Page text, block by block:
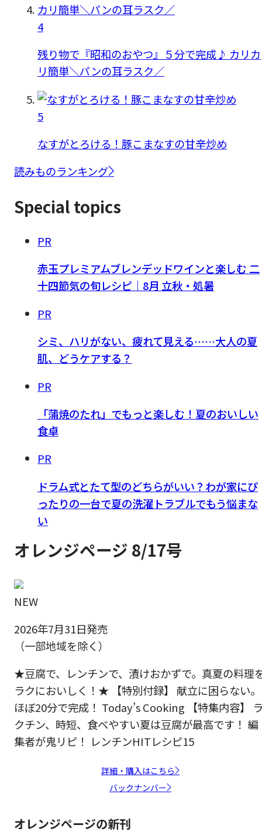
4
残り物で『昭和のおやつ』５分で完成♪ カリカ
リ簡単＼パンの耳ラスク／
5
なすがとろける！豚こまなすの甘辛炒め
読みものランキング
Special topics
PR
赤玉プレミアムブレンデッドワインと楽しむ 二
十四節気の旬レシピ｜8月 立秋・処暑
PR
シミ、ハリがない、疲れて見える……大人の夏
肌、どうケアする？
PR
「蒲焼のたれ」でもっと楽しむ！夏のおいしい
食卓
PR
ドラム式とたて型のどちらがいい？わが家にぴ
ったりの一台で夏の洗濯トラブルでもう悩まな
い
オレンジページ 8/17号
NEW
2026年7月31日発売
（一部地域を除く）
★豆腐で、レンチンで、漬けおかずで。真夏の料理
ラクにおいしく！★ 【特別付録】 献立に困らない。
ほぼ20分で完成！ Today’s Cooking 【特集内容】
クチン、時短、食べやすい夏は豆腐が最高です！ 編
集者が鬼リピ！ レンチンHITレシピ15
詳細・購入はこちら
バックナンバー
オレンジページの新刊